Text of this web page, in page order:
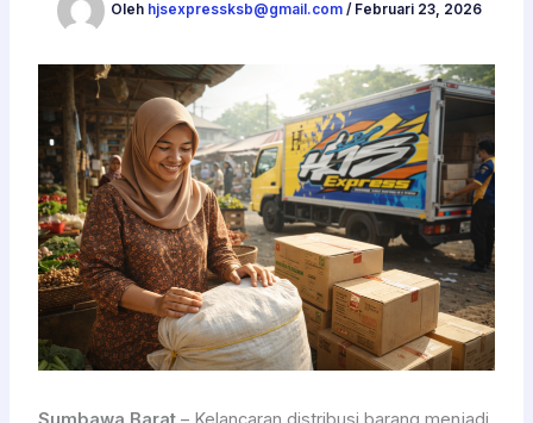
Oleh hjsexpressksb@gmail.com / Februari 23, 2026